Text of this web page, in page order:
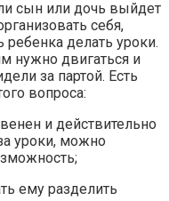
сын или дочь выйдет
себя,
ребенка делать уроки.
нужно двигаться и
за партой. Есть
вопроса:
и действительно
уроки, можно
ему разделить